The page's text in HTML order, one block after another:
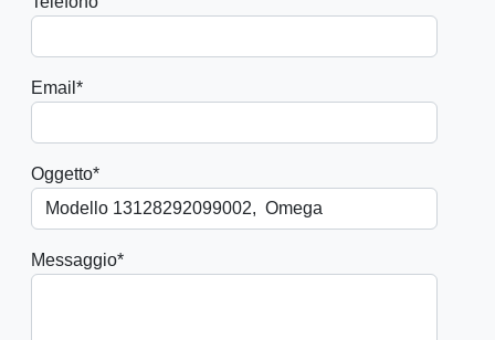
Email *
Oggetto*
Messaggio*